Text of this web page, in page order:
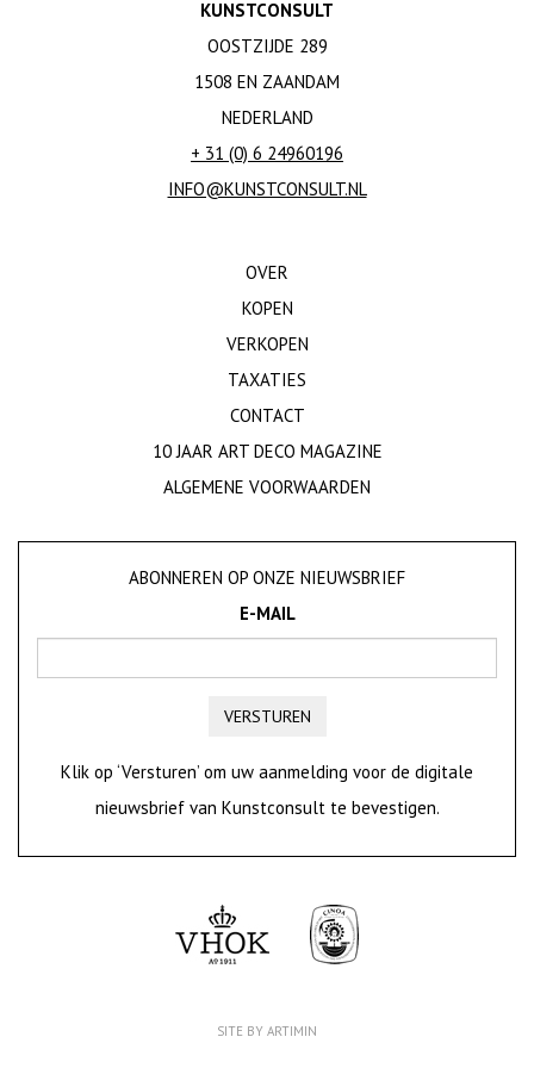
KUNSTCONSULT
OOSTZIJDE 289
1508 EN ZAANDAM
NEDERLAND
+ 31 (0) 6 24960196
INFO@KUNSTCONSULT.NL
OVER
KOPEN
VERKOPEN
TAXATIES
CONTACT
10 JAAR ART DECO MAGAZINE
ALGEMENE VOORWAARDEN
ABONNEREN OP ONZE NIEUWSBRIEF
E-MAIL
VERSTUREN
Klik op ‘Versturen’ om uw aanmelding voor de digitale
nieuwsbrief van Kunstconsult te bevestigen.
SITE BY ARTIMIN